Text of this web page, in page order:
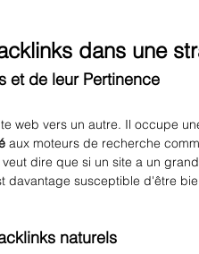
dans une
et de leur Pertinence
web vers un autre. Il occupe
aux moteurs de recherche
dire que si un site a un
davantage susceptible d'être
naturels